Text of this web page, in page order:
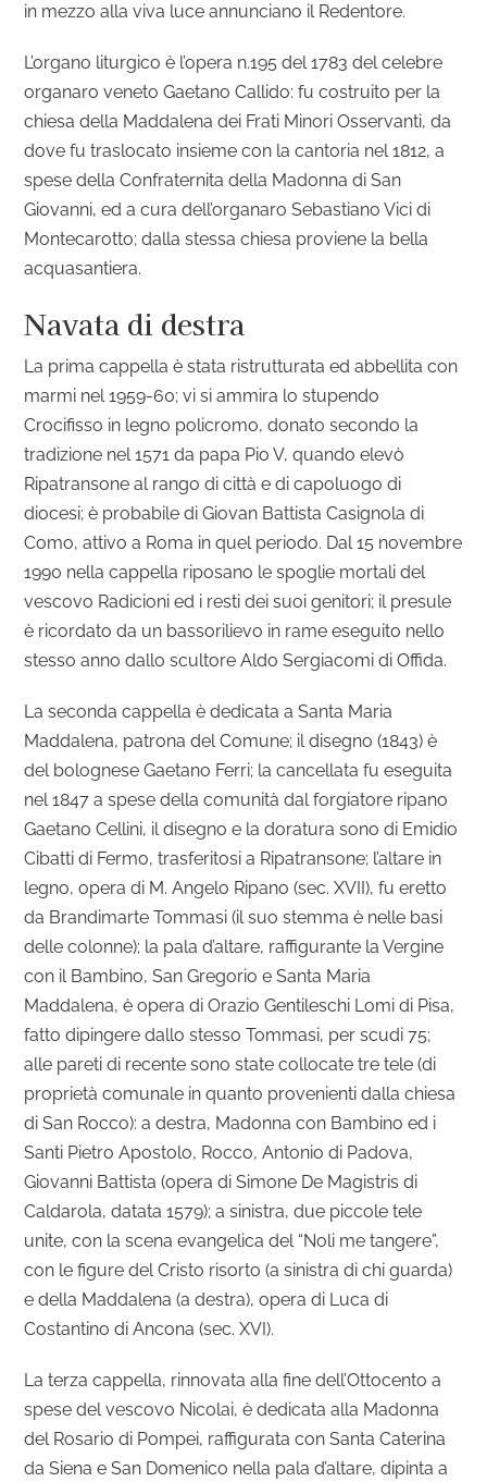
in mezzo alla viva luce annunciano il Redentore.
L’organo liturgico è l’opera n.195 del 1783 del celebre
organaro veneto Gaetano Callido: fu costruito per la
chiesa della Maddalena dei Frati Minori Osservanti, da
dove fu traslocato insieme con la cantoria nel 1812, a
spese della Confraternita della Madonna di San
Giovanni, ed a cura dell’organaro Sebastiano Vici di
Montecarotto; dalla stessa chiesa proviene la bella
acquasantiera.
Navata di destra
La prima cappella è stata ristrutturata ed abbellita con
marmi nel 1959-60; vi si ammira lo stupendo
Crocifisso in legno policromo, donato secondo la
tradizione nel 1571 da papa Pio V, quando elevò
Ripatransone al rango di città e di capoluogo di
diocesi; è probabile di Giovan Battista Casignola di
Como, attivo a Roma in quel periodo. Dal 15 novembre
1990 nella cappella riposano le spoglie mortali del
vescovo Radicioni ed i resti dei suoi genitori; il presule
è ricordato da un bassorilievo in rame eseguito nello
stesso anno dallo scultore Aldo Sergiacomi di Offida.
La seconda cappella è dedicata a Santa Maria
Maddalena, patrona del Comune; il disegno (1843) è
del bolognese Gaetano Ferri; la cancellata fu eseguita
nel 1847 a spese della comunità dal forgiatore ripano
Gaetano Cellini, il disegno e la doratura sono di Emidio
Cibatti di Fermo, trasferitosi a Ripatransone; l’altare in
legno, opera di M. Angelo Ripano (sec. XVII), fu eretto
da Brandimarte Tommasi (il suo stemma è nelle basi
delle colonne); la pala d’altare, raffigurante la Vergine
con il Bambino, San Gregorio e Santa Maria
Maddalena, è opera di Orazio Gentileschi Lomi di Pisa,
fatto dipingere dallo stesso Tommasi, per scudi 75;
alle pareti di recente sono state collocate tre tele (di
proprietà comunale in quanto provenienti dalla chiesa
di San Rocco): a destra, Madonna con Bambino ed i
Santi Pietro Apostolo, Rocco, Antonio di Padova,
Giovanni Battista (opera di Simone De Magistris di
Caldarola, datata 1579); a sinistra, due piccole tele
unite, con la scena evangelica del “Noli me tangere”,
con le figure del Cristo risorto (a sinistra di chi guarda)
e della Maddalena (a destra), opera di Luca di
Costantino di Ancona (sec. XVI).
La terza cappella, rinnovata alla fine dell’Ottocento a
spese del vescovo Nicolai, è dedicata alla Madonna
del Rosario di Pompei, raffigurata con Santa Caterina
da Siena e San Domenico nella pala d’altare, dipinta a